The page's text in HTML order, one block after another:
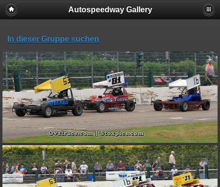
Autospeedway Gallery
In dieser Gruppe suchen